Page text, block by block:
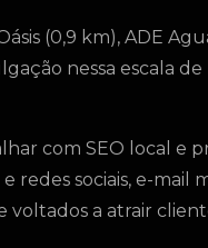
(0,9 km), ADE
nessa escala
com SEO local e
redes sociais, e-
a atrair